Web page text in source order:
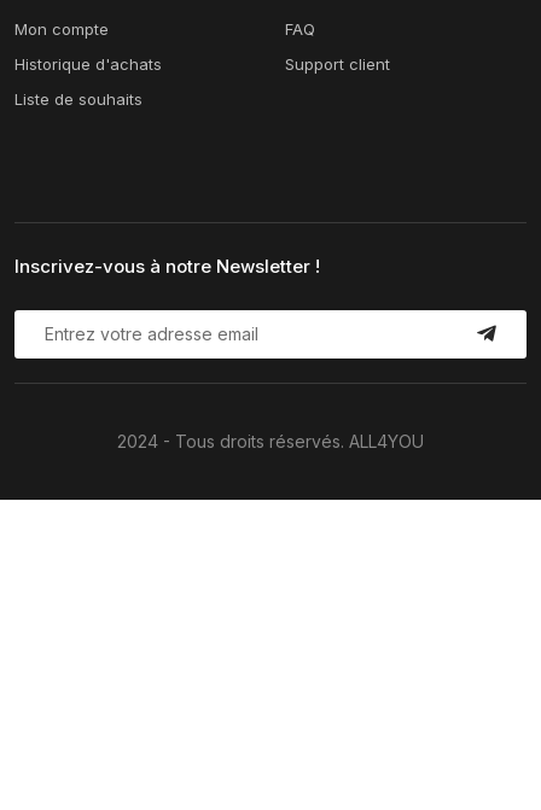
Mon compte
Historique d'achats
Liste de souhaits
FAQ
Support client
Inscrivez-vous à notre Newsletter !
2024 - Tous droits réservés. ALL4YOU